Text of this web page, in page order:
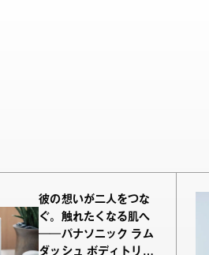
彼の想いが二人をつな
ぐ。触れたくなる肌へ
──パナソニック ラム
ダッシュ ボディトリマ